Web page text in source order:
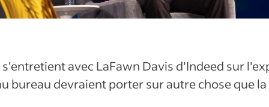
avec LaFawn Davis d'Indeed sur
bureau devraient porter sur autre chose que